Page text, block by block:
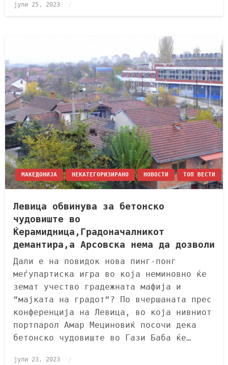
јули 25, 2023
МАКЕДОНИЈА НЕКАТЕГОРИЗИРАНО НОВОСТИ ТОП ВЕСТИ
Левица обвинува за бетонско
чудовиште во
Ќерамидница,Градоначалникот
демантира,а Арсовска нема да дозволи
Дали е на повидок нова пинг-понг
меѓупартиска игра во која неминовно ќе
земат учество градежната мафија и
“мајката на градот“? По вчершаната прес
конференција на Левица, во која нивниот
портпарол Амар Мециновиќ посочи дека
бетонско чудовиште во Гази Баба ќе…
јули 23, 2023